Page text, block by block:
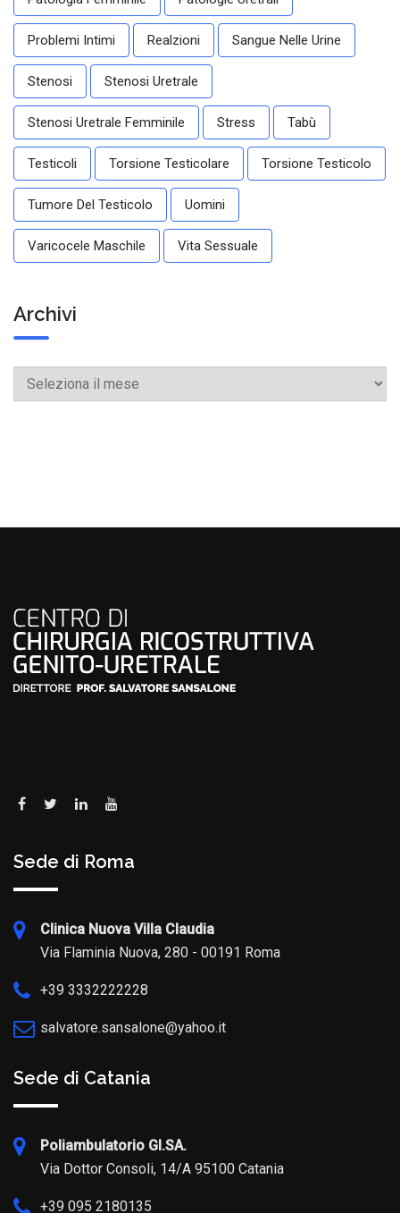
Problemi Intimi Realzioni Sangue Nelle Urine
Stenosi Stenosi Uretrale
Stenosi Uretrale Femminile Stress Tabù
Testicoli Torsione Testicolare Torsione Testicolo
Tumore Del Testicolo Uomini
Varicocele Maschile Vita Sessuale
Archivi
Archivi
Sede di Roma
Clinica Nuova Villa Claudia
Via Flaminia Nuova, 280 - 00191 Roma
+39 3332222228
salvatore.sansalone@yahoo.it
Sede di Catania
Poliambulatorio GI.SA.
Via Dottor Consoli, 14/A 95100 Catania
+39 095 2180135